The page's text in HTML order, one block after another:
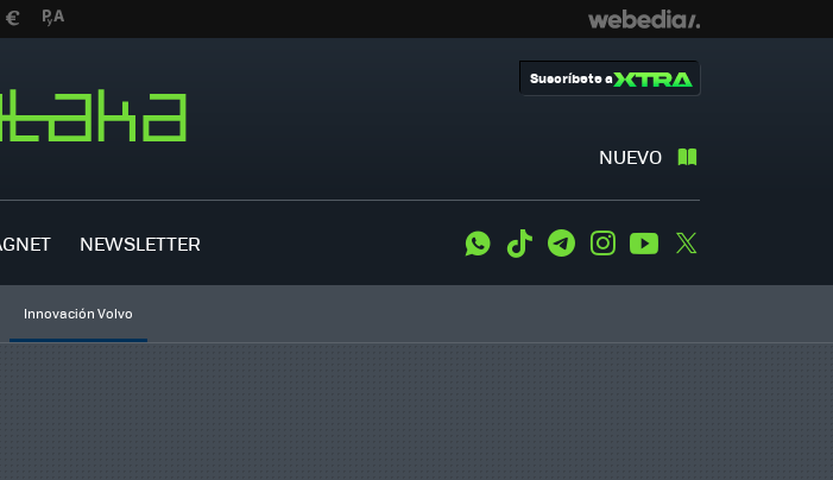
NUEVO
Suscríbete a
NEWSLETTER WhatsApp
Tiktok TelegramInstagramYoutube
Innovación Volvo